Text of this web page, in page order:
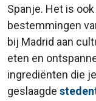
Spanje. Het is
bestemmingen
bij Madrid aan
eten en
ingrediënten die
geslaagde